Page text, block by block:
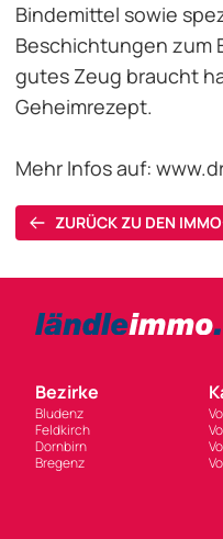
Bindemittel sowie
Beschichtungen zum
gutes Zeug braucht
Geheimrezept.
Mehr Infos auf:
ZURÜCK ZU DEN
Bezirke
Bludenz
Feldkirch
Dornbirn
Bregenz